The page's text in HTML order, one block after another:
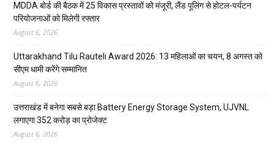
MDDA बोर्ड की बैठक में 25 विकास प्रस्तावों को मंजूरी, लैंड पूलिंग से होटल-पर्यटन
परियोजनाओं को मिलेगी रफ्तार
August 6, 2026
Uttarakhand Tilu Rauteli Award 2026: 13 महिलाओं का चयन, 8 अगस्त को
सीएम धामी करेंगे सम्मानित
August 6, 2026
उत्तराखंड में बनेगा सबसे बड़ा Battery Energy Storage System, UJVNL
लगाएगा 352 करोड़ का प्रोजेक्ट
August 6, 2026